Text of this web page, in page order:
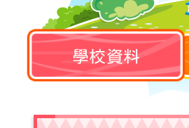
學校資料